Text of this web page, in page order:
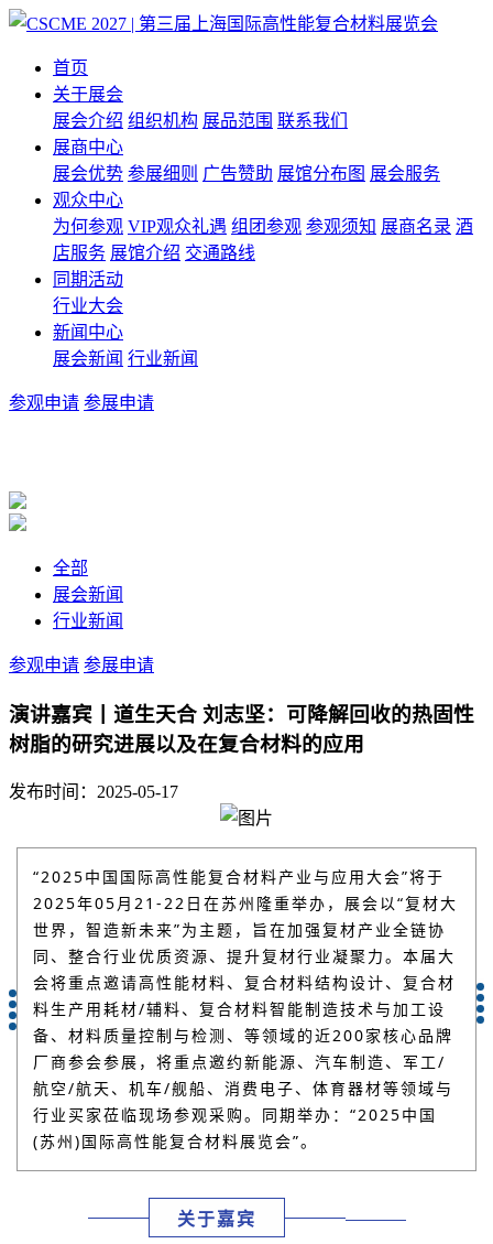
首页
关于展会
展会介绍 组织机构 展品范围 联系我们
展商中心
展会优势 参展细则 广告赞助 展馆分布图 展会服务
观众中心
为何参观 VIP观众礼遇 组团参观 参观须知 展商名录 酒
店服务 展馆介绍 交通路线
同期活动
行业大会
新闻中心
展会新闻 行业新闻
参观申请 参展申请
全部
展会新闻
行业新闻
参观申请 参展申请
演讲嘉宾丨道生天合 刘志坚：可降解回收的热固性
树脂的研究进展以及在复合材料的应用
发布时间：2025-05-17
“2025中国国际高性能复合材料产业与应用大会”将于
2025年05月21-22日在苏州隆重举办，展会以“复材大
世界，智造新未来”为主题，旨在加强复材产业全链协
同、整合行业优质资源、提升复材行业凝聚力。本届大
会将重点邀请高性能材料、复合材料结构设计、复合材
料生产用耗材/辅料、复合材料智能制造技术与加工设
备、材料质量控制与检测、等领域的近200家核心品牌
厂商参会参展，将重点邀约新能源、汽车制造、军工/
航空/航天、机车/舰船、消费电子、体育器材等领域与
行业买家莅临现场参观采购。同期举办：“2025中国
(苏州)国际高性能复合材料展览会”。
关于嘉宾